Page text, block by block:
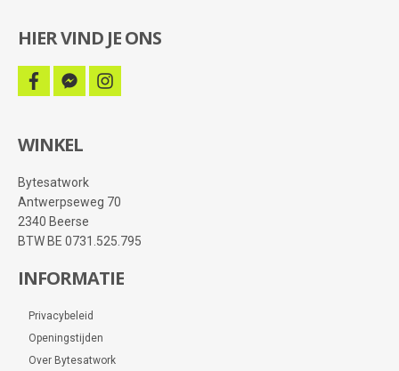
HIER VIND JE ONS
facebook
facebook-
messenger
instagram
WINKEL
Bytesatwork
Antwerpseweg 70
2340 Beerse
BTW BE 0731.525.795
INFORMATIE
Privacybeleid
Openingstijden
Over Bytesatwork